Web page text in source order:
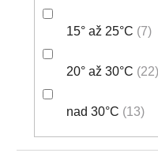
15° až 25°C 7
20° až 30°C 22
nad 30°C 13